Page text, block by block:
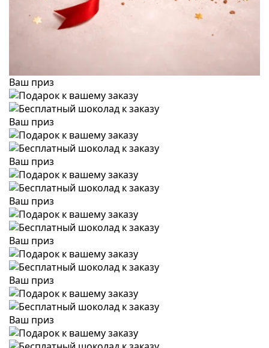
Ваш приз
Ваш приз
Ваш приз
Ваш приз
Ваш приз
Ваш приз
Ваш приз